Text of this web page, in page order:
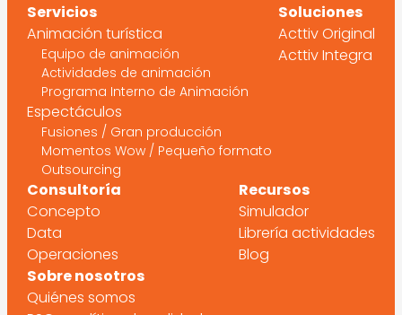
Servicios
Animación turística
Equipo de animación
Actividades de animación
Programa Interno de Animación
Espectáculos
Fusiones / Gran producción
Momentos Wow / Pequeño formato
Outsourcing
Soluciones
Acttiv Original
Acttiv Integra
Consultoría
Concepto
Data
Operaciones
Recursos
Simulador
Librería actividades
Blog
Sobre nosotros
Quiénes somos